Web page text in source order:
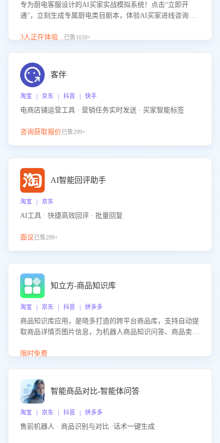
专为厨电客服设计的AI买家实战模拟系统！点击“立即开
通”，立刻生成专属厨电类目剧本，体验AI买家进线咨询真
实场景应对技巧！
3人正在体验...已售1659+
客伴
淘宝 | 京东 | 抖音 | 快手
电商店铺运营工具 · 营销任务实时发送 · 买家智能标签
咨询获取报价已售299+
AI智能回评助手
淘宝 | 京东
AI工具 · 快捷高效回评 · 批量回复
面议已售299+
知立方-商品知识库
淘宝 | 京东 | 抖音 | 拼多多
商品知识库应用，是晓多打造的跨平台商品库，支持自动提
取商品详情页图片信息，为机器人商品知识问答、商品卖点
限时免费
智能商品对比-智能体问答
淘宝 | 京东 | 抖音 | 拼多多
售前机器人 · 商品识别与对比 ·话术一键生成